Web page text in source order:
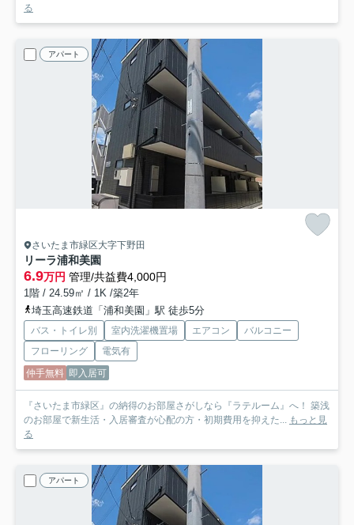
る
アパート
さいたま市緑区大字下野田
リーラ浦和美園
6.9万円 管理/共益費4,000円
1階 / 24.59㎡ / 1K /築2年
埼玉高速鉄道「浦和美園」駅 徒歩5分
バス・トイレ別 室内洗濯機置場 エアコン
バルコニー
フローリング
電気有
仲手無料 即入居可
『さいたま市緑区』の納得のお部屋さがしなら『ラテルーム』へ！ 築浅
のお部屋で新生活・入居審査が心配の方・初期費用を抑えた... もっと見
る
アパート